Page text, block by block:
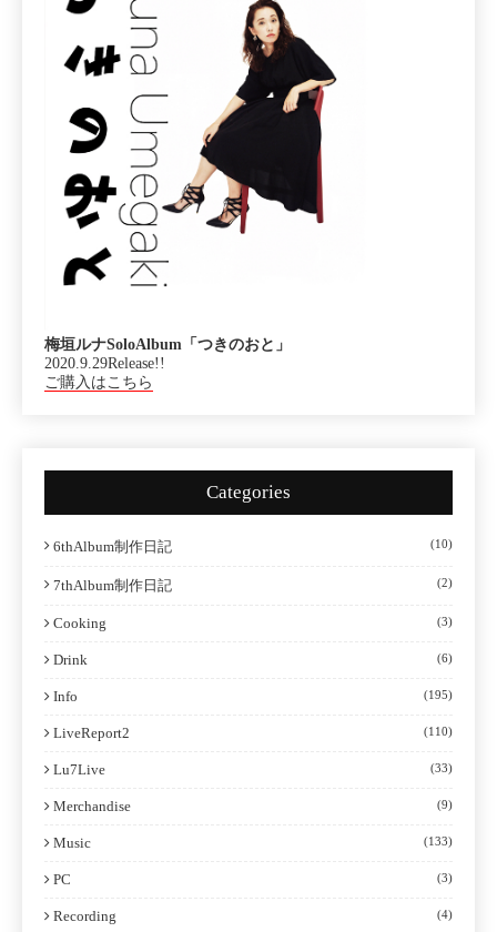
梅垣ルナSoloAlbum「つきのおと」
2020.9.29Release!!
ご購入はこちら
Categories
6thAlbum制作日記 (10)
7thAlbum制作日記 (2)
Cooking (3)
Drink (6)
Info (195)
LiveReport2 (110)
Lu7Live (33)
Merchandise (9)
Music (133)
PC (3)
Recording (4)